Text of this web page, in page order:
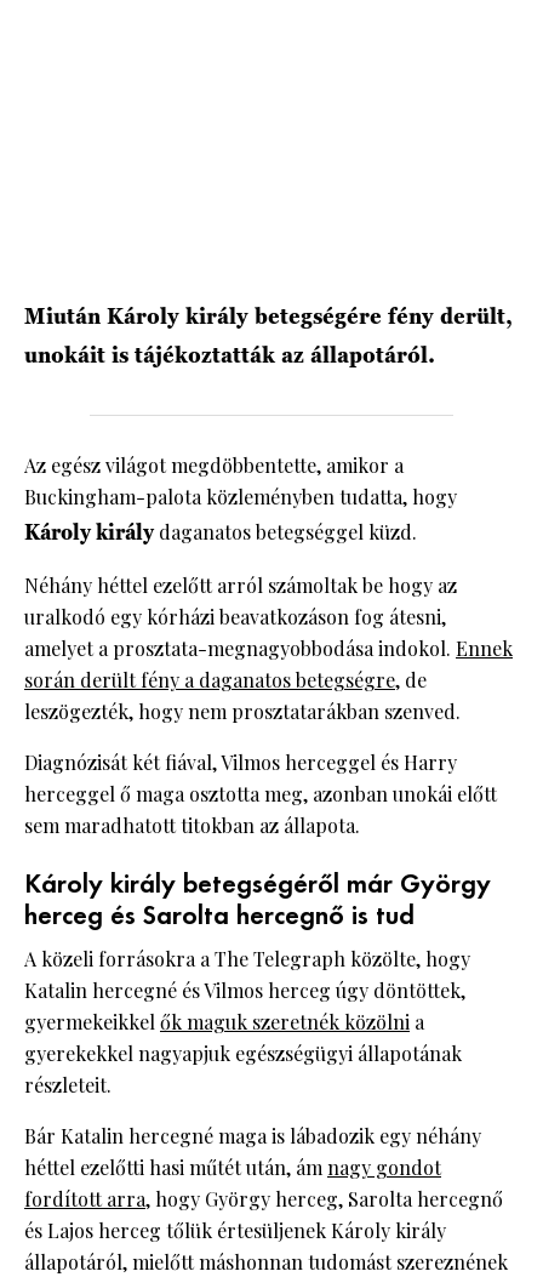
Miután Károly király betegségére fény derült,
unokáit is tájékoztatták az állapotáról.
Az egész világot megdöbbentette, amikor a
Buckingham-palota közleményben tudatta, hogy
Károly királydaganatos betegséggel küzd.
Néhány héttel ezelőtt arról számoltak be hogy az
uralkodó egy kórházi beavatkozáson fog átesni,
amelyet a prosztata-megnagyobbodása indokol. Ennek
során derült fény a daganatos betegségre, de
leszögezték, hogy nem prosztatarákban szenved.
Diagnózisát két fiával, Vilmos herceggel és Harry
herceggel ő maga osztotta meg, azonban unokái előtt
sem maradhatott titokban az állapota.
Károly király betegségéről már György
herceg és Sarolta hercegnő is tud
A közeli forrásokra a The Telegraph közölte, hogy
Katalin hercegné és Vilmos herceg úgy döntöttek,
gyermekeikkelők maguk szeretnék közölni a
gyerekekkel nagyapjuk egészségügyi állapotának
részleteit.
Bár Katalin hercegné maga is lábadozik egy néhány
héttel ezelőtti hasi műtét után, ámnagy gondot
fordított arra, hogy György herceg, Sarolta hercegnő
és Lajos herceg tőlük értesüljenek Károly király
állapotáról, mielőtt máshonnan tudomást szereznének